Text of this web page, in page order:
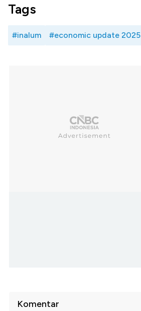
Tags
#inalum #economic update 2025
Komentar